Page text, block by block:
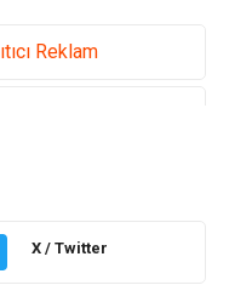
Reklam
X / Twitter